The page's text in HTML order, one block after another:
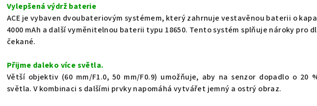
Vylepšená výdrž baterie
ACE je vybaven dvoubateriovým systémem, který zahrnuje vestavěnou baterii o
4000 mAh a další vyměnitelnou baterii typu 18650. Tento systém splňuje nároky pro
čekané.
Přijme daleko více světla.
Větší objektiv (60 mm/F1.0, 50 mm/F0.9) umožňuje, aby na senzor dopadlo o 20
světla. V kombinaci s dalšími prvky napomáhá vytvářet jemný a ostrý obraz.